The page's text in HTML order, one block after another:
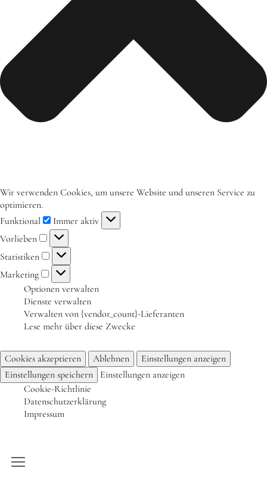
Wir verwenden Cookies, um unsere Website und unseren Service zu
optimieren.
Funktional
Immer aktiv
Vorlieben
Statistiken
Marketing
Optionen verwalten
Dienste verwalten
Verwalten von {vendor_count}-Lieferanten
Lese mehr über diese Zwecke
Cookies akzeptieren Ablehnen
Einstellungen anzeigen
Einstellungen speichern
Einstellungen anzeigen
Cookie-Richtlinie
Datenschutzerklärung
Impressum
Anerkannt als “BNE”-Akteur
Aktuelles
Winterzauber
Kräuterwanderung und Outdoorkochen
Für KiTas
lernen
Winterzauber
Offene Angebote